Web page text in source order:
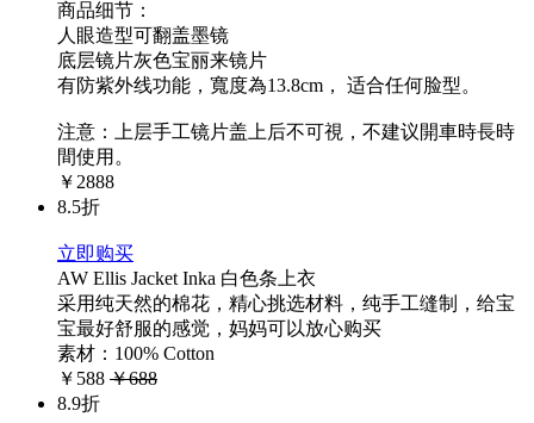
商品细节：
人眼造型可翻盖墨镜
底层镜片灰色宝丽来镜片
有防紫外线功能，寬度為13.8cm， 适合任何脸型。
注意：上层手工镜片盖上后不可視，不建议開車時長時
間使用。
￥2888
8.5折
立即购买
AW Ellis Jacket Inka 白色条上衣
采用纯天然的棉花，精心挑选材料，纯手工缝制，给宝
宝最好舒服的感觉，妈妈可以放心购买
素材：100% Cotton
￥588 ￥688
8.9折